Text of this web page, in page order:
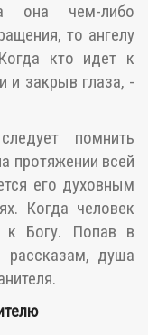
она чем-либо
то ангелу
кто идет к
и закрыв глаза, -
помнить
протяжении всей
его духовным
Когда человек
к Богу. Попав в
рассказам, душа